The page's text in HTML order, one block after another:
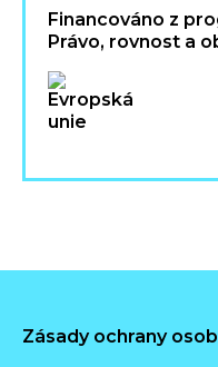
Financováno z
Právo, rovnost a
Zásady ochrany